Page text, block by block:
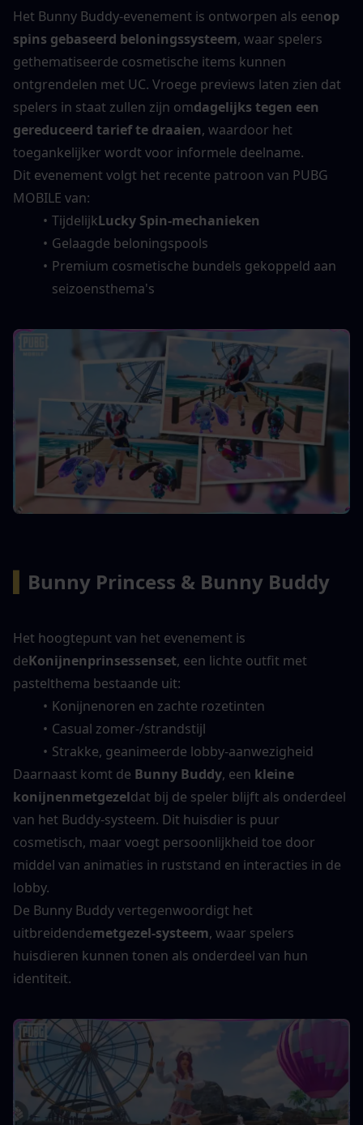
Het Bunny Buddy-evenement is ontworpen als eenop
spins gebaseerd beloningssysteem, waar spelers
gethematiseerde cosmetische items kunnen
ontgrendelen met UC. Vroege previews laten zien dat
spelers in staat zullen zijn omdagelijks tegen een
gereduceerd tarief te draaien, waardoor het
toegankelijker wordt voor informele deelname.
Dit evenement volgt het recente patroon van PUBG
MOBILE van:
TijdelijkLucky Spin-mechanieken
Gelaagde beloningspools
Premium cosmetische bundels gekoppeld aan
seizoensthema's
Bunny Princess & Bunny Buddy
Het hoogtepunt van het evenement is
deKonijnenprinsessenset, een lichte outfit met
pastelthema bestaande uit:
Konijnenoren en zachte rozetinten
Casual zomer-/strandstijl
Strakke, geanimeerde lobby-aanwezigheid
Daarnaast komt de Bunny Buddy, een kleine
konijnenmetgezeldat bij de speler blijft als onderdeel
van het Buddy-systeem. Dit huisdier is puur
cosmetisch, maar voegt persoonlijkheid toe door
middel van animaties in ruststand en interacties in de
lobby.
De Bunny Buddy vertegenwoordigt het
uitbreidendemetgezel-systeem, waar spelers
huisdieren kunnen tonen als onderdeel van hun
identiteit.